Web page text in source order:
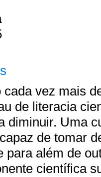
vez mais
de literacia
diminuir. Uma
de tomar
para além de
científica